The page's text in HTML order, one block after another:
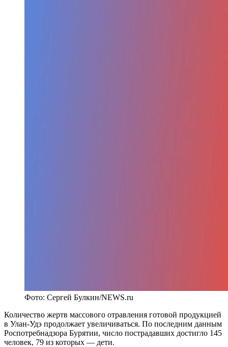
Фото: Сергей Булкин/NEWS.ru
Количество жертв массового отравления готовой продукцией
в Улан-Удэ продолжает увеличиваться. По последним данным
Роспотребнадзора Бурятии, число пострадавших достигло 145
человек, 79 из которых — дети.